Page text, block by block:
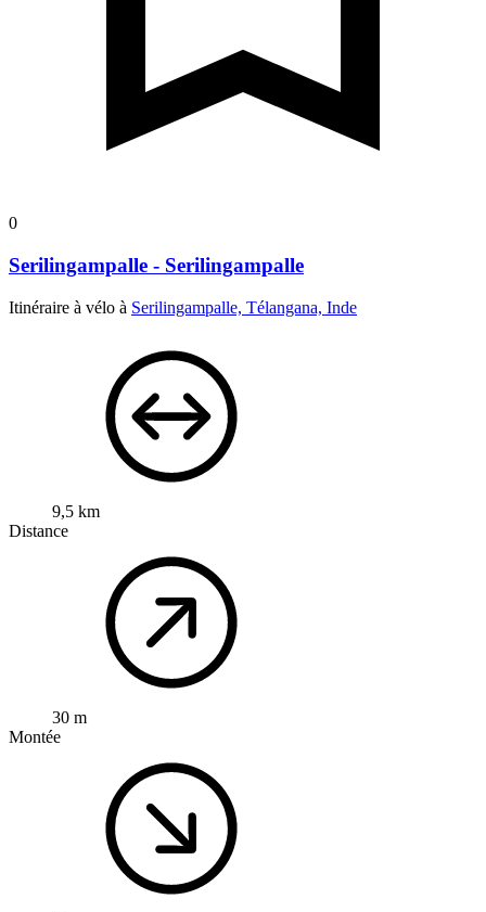
0
Serilingampalle - Serilingampalle
Itinéraire à vélo à Serilingampalle, Télangana, Inde
9,5 km
Distance
30 m
Montée